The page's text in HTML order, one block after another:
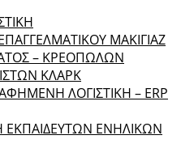
ΜΑΚΙΓΙΑΖ
– ΚΡΕΟΠΩΛΩΝ
ΚΛΑΡΚ
ΛΟΓΙΣΤΙΚΗ – ERP
ΕΚΠΑΙΔΕΥΤΩΝ ΕΝΗΛΙΚΩΝ